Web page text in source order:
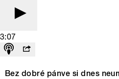
3:07
Bez dobré pánve si dnes